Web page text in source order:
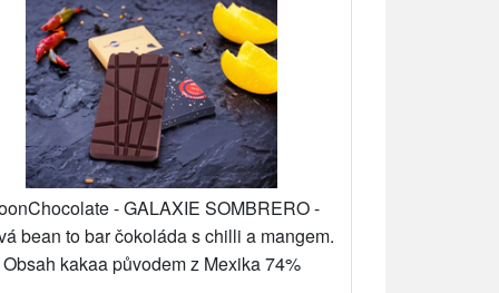
- GALAXIE SOMBRERO -
bean to bar čokoláda s chilli a mangem.
Obsah kakaa původem z Mexika 74%